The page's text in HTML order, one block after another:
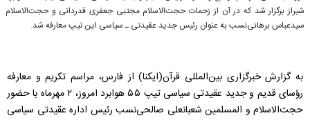
شیراز برگزار شد كه در آن از زحمات حجت‌الاسلام مجتبی جعفری قدردانی و حجت‌الاسلام
سیدعباس برهانی‌نسب به عنوان رئیس جدید عقیدتی ـ سیاسی این تیپ معارفه شد.
به گزارش خبرگزاری بین‌المللی قرآن(ایكنا) از فارس، مراسم تكریم و معارفه
رؤسای قدیم و جدید عقیدتی سیاسی تیپ ۵۵ هوابرد امروز، ۲ مهرماه با حضور
حجت‌الاسلام و المسلمین شعبانعلی صالحی‌نسب رئیس اداره عقیدتی سیاسی